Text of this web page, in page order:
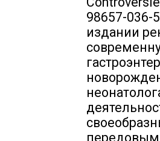
98657-036-
издании